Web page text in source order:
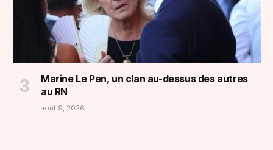
Marine Le Pen, un clan au-dessus des autres
au RN
août 9, 2026